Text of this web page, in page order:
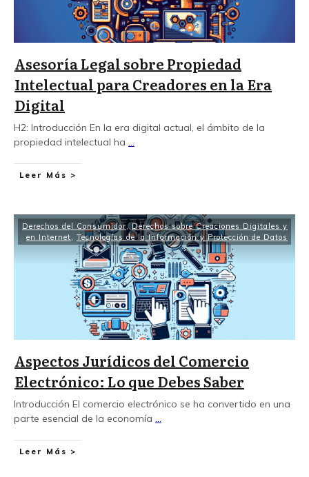
Asesoría Legal sobre Propiedad
Intelectual para Creadores en la Era
Digital
H2: Introducción En la era digital actual, el ámbito de la
propiedad intelectual ha ...
Leer Más >
Derechos del Consumidor,Derechos sobre Creaciones Digitales y
en Internet
Tecnologías de la Información y Protección de Datos
Aspectos Jurídicos del Comercio
Electrónico: Lo que Debes Saber
Introducción El comercio electrónico se ha convertido en una
parte esencial de la economía ...
Leer Más >